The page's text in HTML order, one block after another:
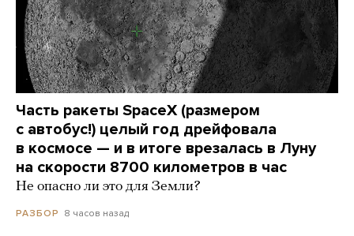
Часть ракеты SpaceX (размером
с автобус!) целый год дрейфовала
в космосе — и в итоге врезалась в Луну
на скорости 8700 километров в час
Не опасно ли это для Земли?
РАЗБОР 8 часов назад